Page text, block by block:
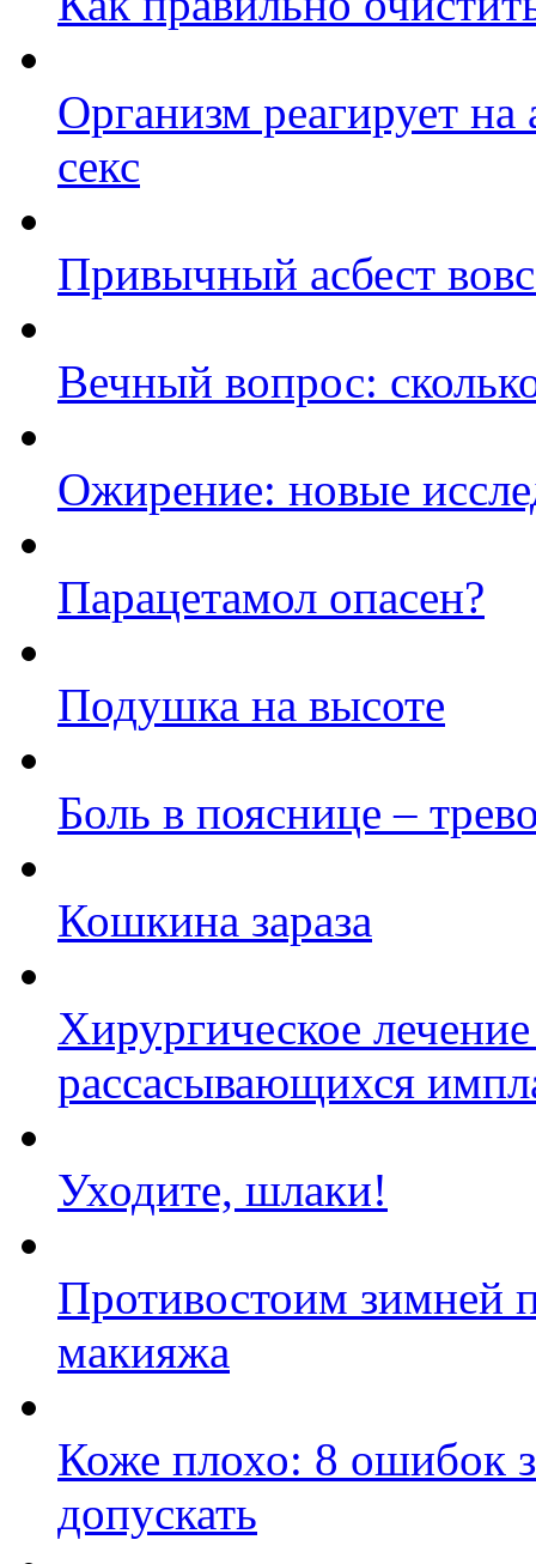
Организм реагирует
секс
Привычный асбест
Вечный вопрос:
Ожирение: новые
Парацетамол опасен?
Подушка на высоте
Боль в пояснице –
Кошкина зараза
Хирургическое
рассасывающихся
Уходите, шлаки!
Противостоим зимней
макияжа
Коже плохо: 8 ошибок
допускать